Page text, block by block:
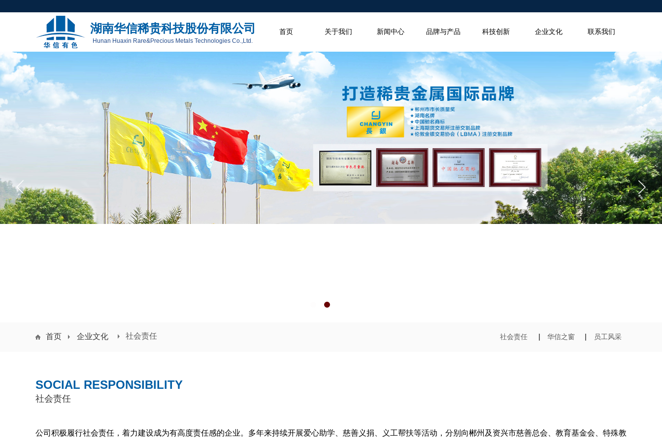
首页 关于我们 新闻中心 品牌与产品 科技创新 企业文化 联系我们
湖南华信稀贵科技股份有限公司
Hunan Huaxin Rare&Precious Metals Technologies Co.,Ltd.
员工风采​
社会责任
首页 社会责任 华信之窗​
企业文化
公司积极履行社会责任，着力建设成为有高度责任感的企业。多年来持续开展爱心助学、慈善义捐、义工帮扶等活动，分别向郴州及资兴市慈善总会、教育基金会、特殊教
SOCIAL RESPONSIBILITY
社会责任